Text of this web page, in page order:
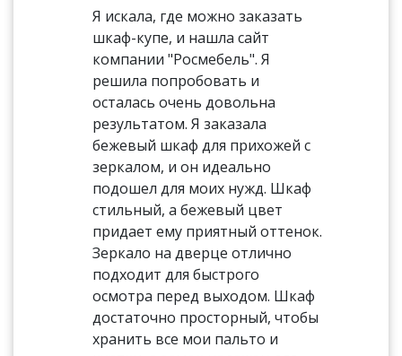
Я искала, где можно заказать
шкаф-купе, и нашла сайт
компании "Росмебель". Я
решила попробовать и
осталась очень довольна
результатом. Я заказала
бежевый шкаф для прихожей с
зеркалом, и он идеально
подошел для моих нужд. Шкаф
стильный, а бежевый цвет
придает ему приятный оттенок.
Зеркало на дверце отлично
подходит для быстрого
осмотра перед выходом. Шкаф
достаточно просторный, чтобы
хранить все мои пальто и